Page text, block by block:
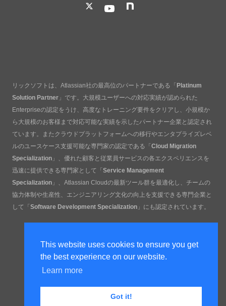
This website uses cookies to ensure you get
the best experience on our website.
Learn more
Got it!
リックソフトは、Atlassian社の最高位のパートナーである「Platinum
Solution Partner 」です。大規模ユーザーへの対応実績が認められた
Enterpriseの認定をうけ、高度なトレーニング要件をクリアし、小規模か
ら大規模のお客様まで対応可能な実績を示したパートナー企業と認定され
ています。またクラウドプラットフォームへの移行やエンタプライズレベ
ルのユースケース支援可能な専門家の認定である「Cloud Migration
Specialization 」、優れた顧客と従業員サービスの各エクスペリエンスを
迅速に提供できる専門家として「Service Management
Specialization 」、Atlassian Cloudの最新ツール群を最適化し、チームの
協力体制や生産性、エンジニアリング文化の向上を支援できる専門企業と
して「Software Development Specialization 」にも認定されています。